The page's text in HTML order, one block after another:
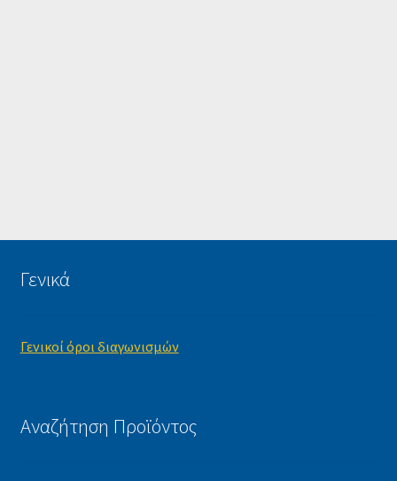
Γενικά
Γενικοί όροι διαγωνισμών
Αναζήτηση Προϊόντος